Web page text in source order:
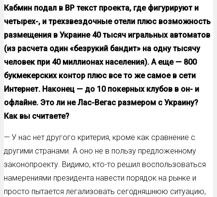
Кабмин подал в ВР текст проекта, где фигурируют и
четырех-, и трехзвездочные отели плюс возможность
размещения в Украине 40 тысяч игральных автоматов
(из расчета один «безрукий бандит» на одну тысячу
человек при 40 миллионах населения). А еще — 800
букмекерских контор плюс все то же самое в сети
Интернет. Наконец — до 10 покерных клубов в он- и
офлайне. Это ли не Лас-Вегас размером с Украину?
Как вы считаете?
— У нас нет другого критерия, кроме как сравнение с
другими странами. А оно не в пользу предложенному
законопроекту. Видимо, кто-то решил воспользоваться
намерениями президента навести порядок на рынке и
просто пытается легализовать сегодняшнюю ситуацию,